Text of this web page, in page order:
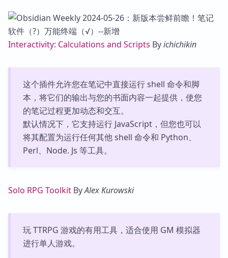
Interactivity: Calculations and Scripts Byichichikin
这个插件允许您在笔记中直接运行 shell 命令和脚
本，将它们的输出与您的书面内容一起提供，使您
的笔记过程更加动态和交互。
默认情况下，它支持运行 JavaScript，但您也可以
将其配置为运行任何其他 shell 命令和 Python、
Perl、Node. Js 等工具。
Solo RPG Toolkit ByAlex Kurowski
玩 TTRPG 游戏的有用工具，适合使用 GM 模拟器
进行单人游戏。